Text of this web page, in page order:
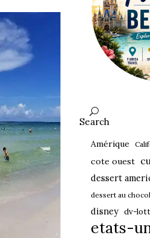
Search
Amérique
cote ouest
dessert
dessert au
disney dv-
etats-